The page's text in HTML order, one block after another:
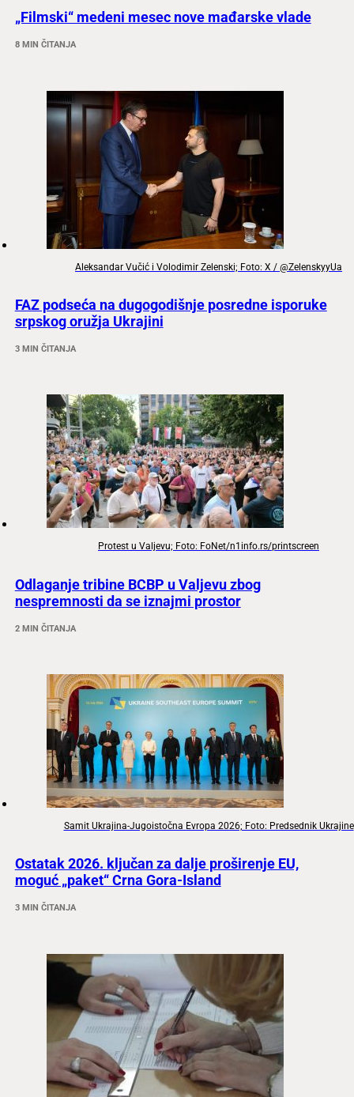
„Filmski“ medeni mesec nove mađarske vlade
8 MIN ČITANJA
Aleksandar Vučić i Volodimir Zelenski; Foto: X / @ZelenskyyUa
FAZ podseća na dugogodišnje posredne isporuke
srpskog oružja Ukrajini
3 MIN ČITANJA
Protest u Valjevu; Foto: FoNet/n1info.rs/printscreen
Odlaganje tribine BCBP u Valjevu zbog
nespremnosti da se iznajmi prostor
2 MIN ČITANJA
Samit Ukrajina-Jugoistočna Evropa 2026; Foto: Predsednik Ukrajine
Ostatak 2026. ključan za dalje proširenje EU,
moguć „paket“ Crna Gora-Island
3 MIN ČITANJA